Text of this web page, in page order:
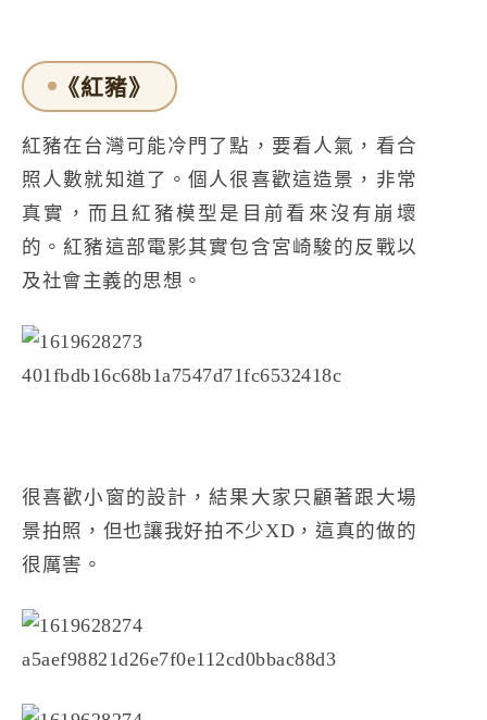
《紅豬》
紅豬在台灣可能冷門了點，要看人氣，看合
照人數就知道了。個人很喜歡這造景，非常
真實，而且紅豬模型是目前看來沒有崩壞
的。紅豬這部電影其實包含宮崎駿的反戰以
及社會主義的思想。
很喜歡小窗的設計，結果大家只顧著跟大場
景拍照，但也讓我好拍不少XD，這真的做的
很厲害。